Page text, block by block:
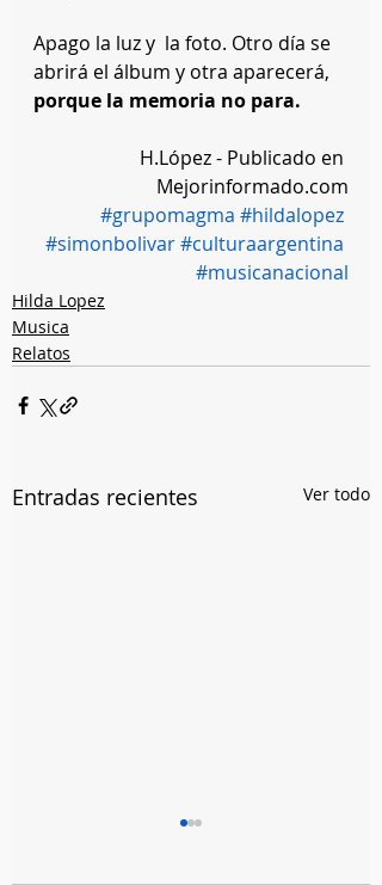
Apago la luz y  la foto. Otro día se
abrirá el álbum y otra aparecerá,
porque la memoria no para.
H.López - Publicado en
Mejorinformado.com
#grupomagma #hildalopez
#simonbolivar#culturaargentina
#musicanacional
Hilda Lopez
Musica
Relatos
Entradas recientes Ver todo